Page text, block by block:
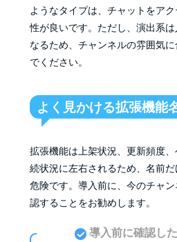
ようなタイプは、チャットをア
性が良いです。ただし、演出系は
なるため、チャンネルの雰囲気
でください。
よく見かける拡張機能
拡張機能は上架状況、更新頻度
続状況に左右されるため、名前
危険です。導入前に、今のチャ
認することをお勧めします。
導入前に確認し